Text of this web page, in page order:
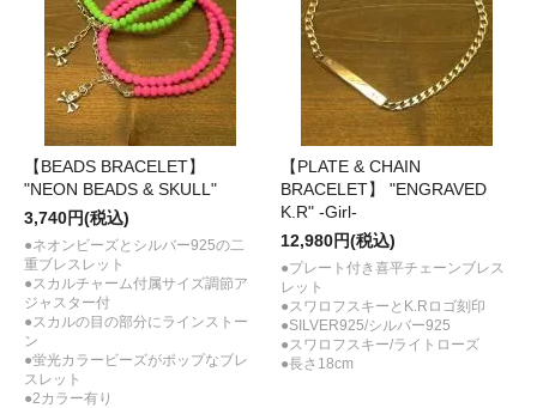
【BEADS BRACELET】
"NEON BEADS & SKULL"
3,740円(税込)
●ネオンビーズとシルバー925の二
重ブレスレット
●スカルチャーム付属サイズ調節ア
ジャスター付
●スカルの目の部分にラインストー
ン
●蛍光カラービーズがポップなブレ
スレット
●2カラー有り
【PLATE & CHAIN
BRACELET】 "ENGRAVED
K.R" -Girl-
12,980円(税込)
●プレート付き喜平チェーンブレス
レット
●スワロフスキーとK.Rロゴ刻印
●SILVER925/シルバー925
●スワロフスキー/ライトローズ
●長さ18cm